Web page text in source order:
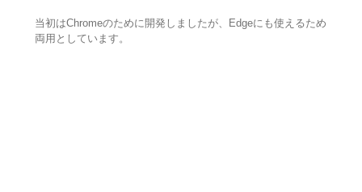
当初はChromeのために開発しましたが、Edgeにも使えるため
両用としています。